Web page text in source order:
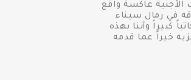
الأجنية عاكسة واقع
في رمال سيناء
عام ٧٣.وأشار إلي أن مصر ودعت كاتباً كبيراً وأننا بهذه
خيراً عما قدمه